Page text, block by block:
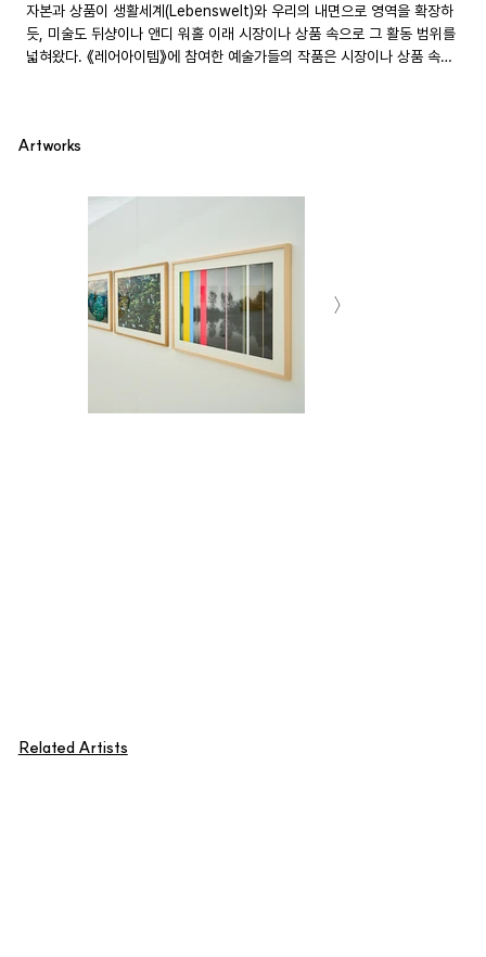
자본과 상품이 생활세계(Lebenswelt)와 우리의 내면으로 영역을 확장하
듯, 미술도 뒤샹이나 앤디 워홀 이래 시장이나 상품 속으로 그 활동 범위를
넓혀왔다. 《레어아이템》에 참여한 예술가들의 작품은 시장이나 상품 속에
품이다. 상품처럼 보이는 이 작품을 우리는 레어 아이템이라고 부른다.
Artworks
Related Artists